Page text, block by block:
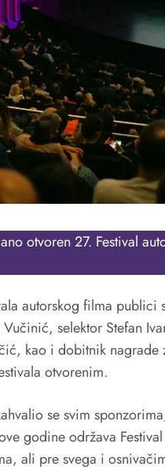
otvoren 27. Festival
autorskog filma
selektor Stefan
kao i dobitnik
otvorenim.
se svim
godine održava
ali pre svega i